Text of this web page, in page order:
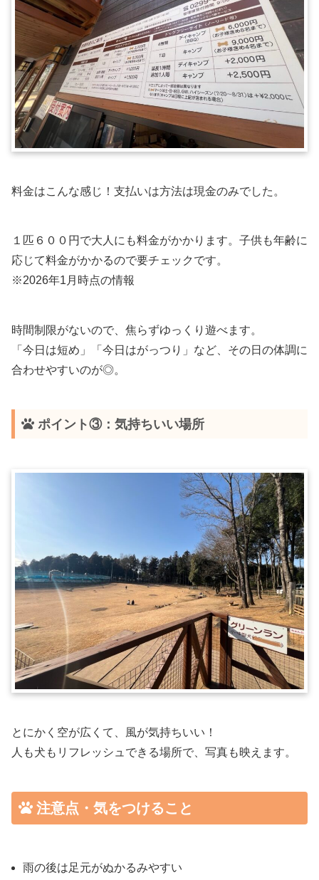
料金はこんな感じ！支払いは方法は現金のみでした。
１匹６００円で大人にも料金がかかります。子供も年齢に
応じて料金がかかるので要チェックです。
※2026年1月時点の情報
時間制限がないので、焦らずゆっくり遊べます。
「今日は短め」「今日はがっつり」など、その日の体調に
合わせやすいのが◎。
ポイント③：気持ちいい場所
とにかく空が広くて、風が気持ちいい！
人も犬もリフレッシュできる場所で、写真も映えます。
注意点・気をつけること
雨の後は足元がぬかるみやすい